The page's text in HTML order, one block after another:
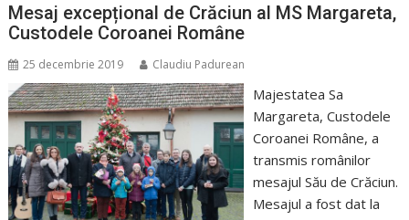
Mesaj excepțional de Crăciun al MS Margareta,
Custodele Coroanei Române
25 decembrie 2019 Claudiu Padurean
Majestatea Sa
Margareta, Custodele
Coroanei Române, a
transmis românilor
mesajul Său de Crăciun.
Mesajul a fost dat la